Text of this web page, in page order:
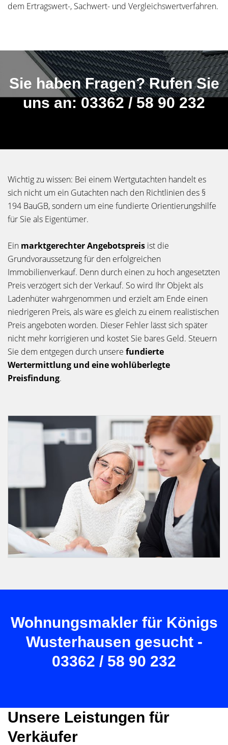
dem Ertragswert-, Sachwert- und Vergleichswertverfahren.
Sie haben Fragen? Rufen Sie
uns an: 03362 / 58 90 232
Wichtig zu wissen: Bei einem Wertgutachten handelt es
sich nicht um ein Gutachten nach den Richtlinien des §
194 BauGB, sondern um eine fundierte Orientierungshilfe
für Sie als Eigentümer.
Ein marktgerechter Angebotspreis ist die
Grundvoraussetzung für den erfolgreichen
Immobilienverkauf. Denn durch einen zu hoch angesetzten
Preis verzögert sich der Verkauf. So wird Ihr Objekt als
Ladenhüter wahrgenommen und erzielt am Ende einen
niedrigeren Preis, als wäre es gleich zu einem realistischen
Preis angeboten worden. Dieser Fehler lässt sich später
nicht mehr korrigieren und kostet Sie bares Geld. Steuern
Sie dem entgegen durch unsere fundierte
Wertermittlung und eine wohlüberlegte
Preisfindung.
Wohnungsmakler für Königs
Wusterhausen gesucht -
03362 / 58 90 232
Unsere Leistungen für
Verkäufer